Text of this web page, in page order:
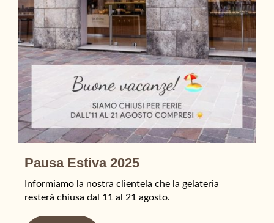
Pausa Estiva 2025
Informiamo la nostra clientela che la gelateria
resterà chiusa dal 11 al 21 agosto.